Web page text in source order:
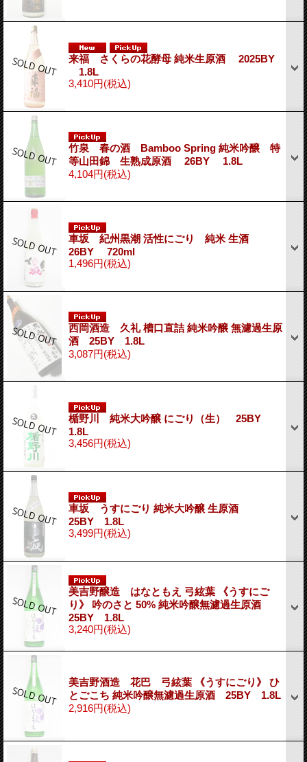
来福 さくらの花酵母 純米生原酒 2025BY
1.8L
3,410円(税込)
竹泉 春の酒 Bamboo Spring 純米吟醸 特
等山田錦 生熟成原酒 26BY 1.8L
4,104円(税込)
車坂 紀州黒潮 活性にごり 純米 生酒
26BY 720ml
1,496円(税込)
西岡酒造 久礼 槽口直詰 純米吟醸 無濾過生原
酒 25BY 1.8L
3,087円(税込)
楯野川 純米大吟醸 にごり（生） 25BY
1.8L
3,456円(税込)
車坂 うすにごり 純米大吟醸 生原酒
25BY 1.8L
3,499円(税込)
美吉野醸造 はなともえ 弓絃葉 《うすにご
り》 吟のさと 50% 純米吟醸無濾過生原酒
25BY 1.8L
3,240円(税込)
美吉野酒造 花巴 弓絃葉 《うすにごり》 ひ
とごこち 純米吟醸無濾過生原酒 25BY 1.8L
2,916円(税込)